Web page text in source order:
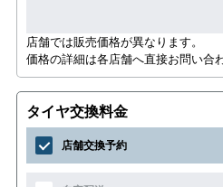
店舗では販売価格が異なります。
価格の詳細は各店舗へ直接お問い合
タイヤ交換料金
店舗交換予約